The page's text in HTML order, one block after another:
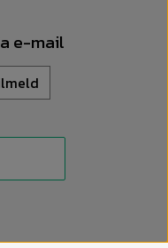
e-mail